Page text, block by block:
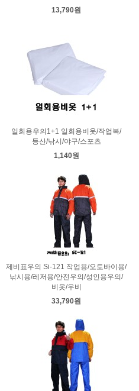
13,790원
일회용우의1+1 일회용비옷/작업복/
등산/낚시/야구/스포츠
1,140원
제비표우의 Si-121 작업용/오토바이용/
낚시용/레저용/안전우의/성인용우의/
비옷/우비
33,790원